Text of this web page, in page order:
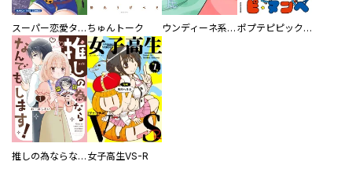
スーパー恋愛タイム！～現場でドＳな彼女は自宅でデレる～ ちゅんトーク ウンディーネ系彼氏 ポプテピピック SEASON EIGHT
推しの為ならなんでもします！ 女子高生VS-R